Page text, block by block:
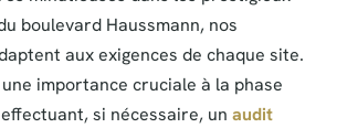
boulevard Haussmann, nos
aux exigences de chaque site.
une importance cruciale à la phase
si nécessaire, un audit